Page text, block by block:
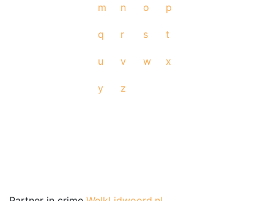
m n o p
q r s t
u v w x
y z